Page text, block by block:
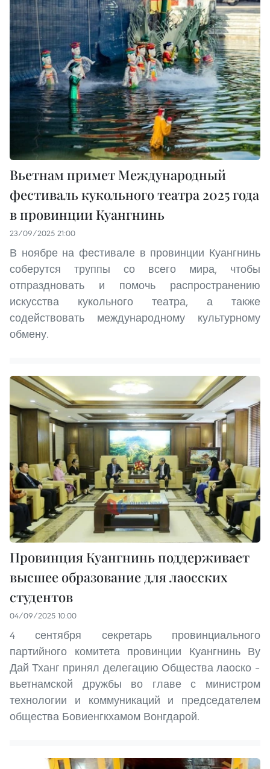
Вьетнам примет Международный
фестиваль кукольного театра 2025 года
в провинции Куангнинь
23/09/2025 21:00
В ноябре на фестивале в провинции Куангнинь
соберутся труппы со всего мира, чтобы
отпраздновать и помочь распространению
искусства кукольного театра, а также
содействовать международному культурному
обмену.
Провинция Куангнинь поддерживает
высшее образование для лаосских
студентов
04/09/2025 10:00
4 сентября секретарь провинциального
партийного комитета провинции Куангнинь Ву
Дай Тханг принял делегацию Общества лаоско –
вьетнамской дружбы во главе с министром
технологии и коммуникаций и председателем
общества Бовиенгкхамом Вонгдарой.